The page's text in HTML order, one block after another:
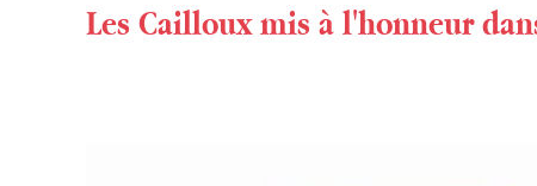
Les Cailloux mis à l'honneur